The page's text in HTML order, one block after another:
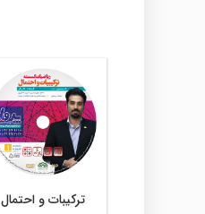
ترکیبات و احتمال